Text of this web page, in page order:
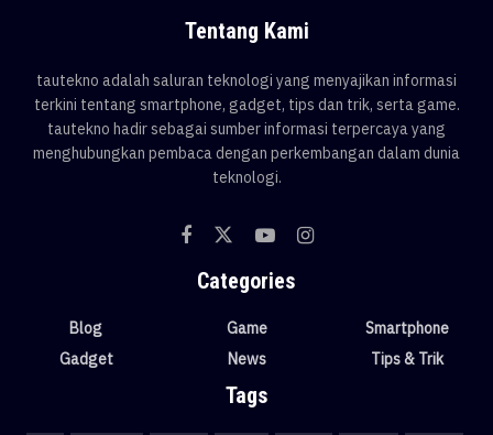
Tentang Kami
tautekno adalah saluran teknologi yang menyajikan informasi
terkini tentang smartphone, gadget, tips dan trik, serta game.
tautekno hadir sebagai sumber informasi terpercaya yang
menghubungkan pembaca dengan perkembangan dalam dunia
teknologi.
Categories
Blog
Gadget
Game
News
Smartphone
Tips & Trik
Tags